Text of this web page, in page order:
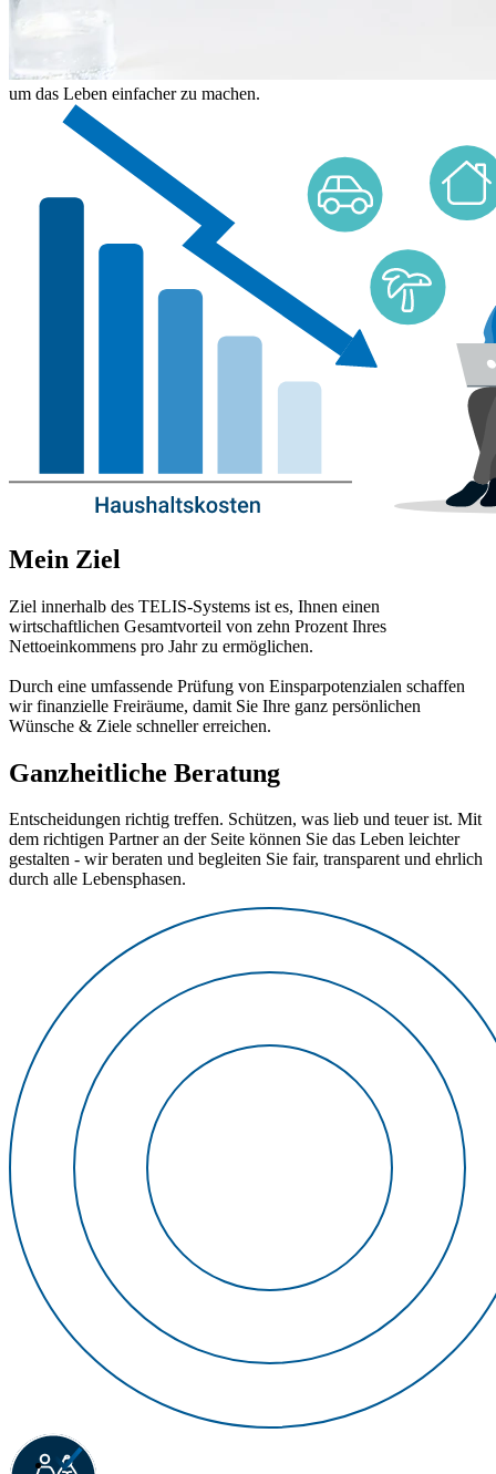
um das Leben einfacher zu machen.
Mein Ziel
Ziel innerhalb des TELIS-Systems ist es, Ihnen einen
wirtschaftlichen Gesamtvorteil von zehn Prozent Ihres
Nettoeinkommens pro Jahr zu ermöglichen.
Durch eine umfassende Prüfung von Einsparpotenzialen schaffen
wir finanzielle Freiräume, damit Sie Ihre ganz persönlichen
Wünsche & Ziele schneller erreichen.
Ganzheitliche Beratung
Entscheidungen richtig treffen. Schützen, was lieb und teuer ist. Mit
dem richtigen Partner an der Seite können Sie das Leben leichter
gestalten - wir beraten und begleiten Sie fair, transparent und ehrlich
durch alle Lebensphasen.